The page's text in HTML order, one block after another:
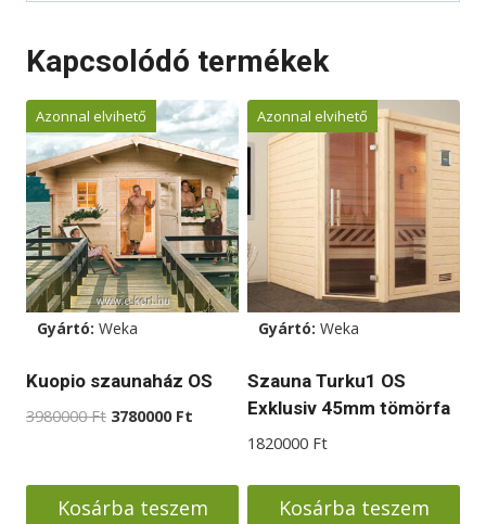
Kapcsolódó termékek
Azonnal elvihető
Gyártó: Weka
Kuopio szaunaház OS
3980000Ft Original
3980000 Ft.
3780000 Ft
3780000 Ft.
Kosárba teszem
Azonnal elvihető
Gyártó: Weka
Szauna Turku1 OS
Exklusiv 45mm tömörfa
1820000 Ft
Kosárba teszem